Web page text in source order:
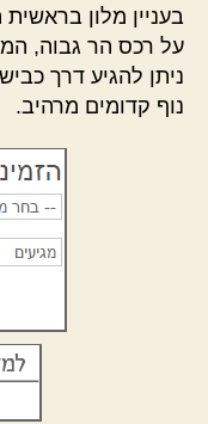
בעניין מלון
על רכס הר גבוה,
ניתן להגיע דרך
נוף קדומים מרהיב.